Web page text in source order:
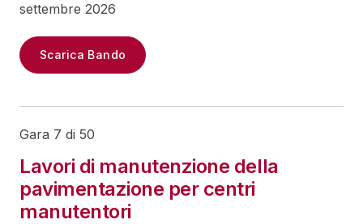
settembre 2026
Scarica Bando
Gara 7 di 50
Lavori di manutenzione della
pavimentazione per centri
manutentori